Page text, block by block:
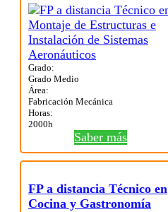
Grado:
Grado Medio
Área:
Fabricación Mecánica
Horas:
2000h
Saber más
FP a distancia Técnico en
Cocina y Gastronomía